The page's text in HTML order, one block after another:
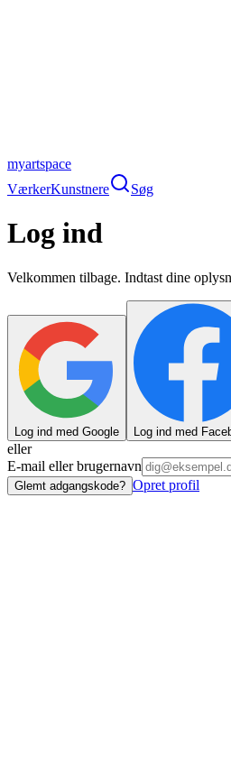
myartspace
VærkerKunstnere Søg
Log ind
Velkommen tilbage. Indtast dine
Log ind med Google Log ind med
eller
E-mail eller brugernavn
Glemt adgangskode? Opret profil